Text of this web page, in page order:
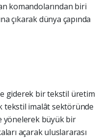
komandolarından biri
çıkarak dünya çapında
giderek bir tekstil üretim
tekstil imalât sektöründe
yönelerek büyük bir
açarak uluslararası